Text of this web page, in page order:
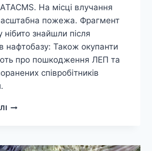
На місці влучання
пожежа. Фрагмент
нібито знайшли після
нафтобазу: Також окупанти
про пошкодження ЛЕП та
співробітників
РАКЕТНИЙ
В